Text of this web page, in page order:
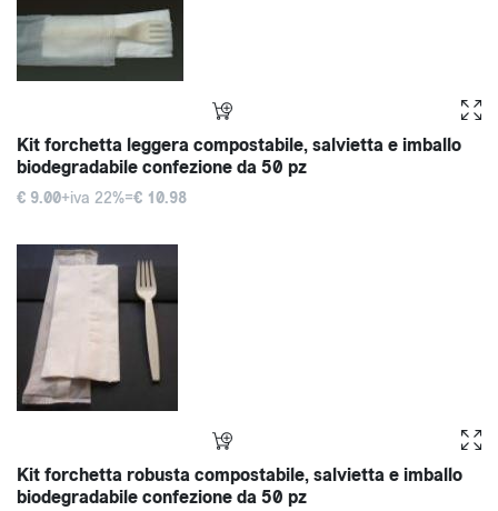
Kit forchetta leggera compostabile, salvietta e imballo
biodegradabile confezione da 50 pz
€ 9.00+iva 22%=€ 10.98
Kit forchetta robusta compostabile, salvietta e imballo
biodegradabile confezione da 50 pz